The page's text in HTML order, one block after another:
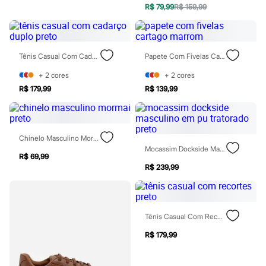
Sandálias
Tênis
Diversão
Marcas
Baby Club
Fifteen
Miss Fifteen
Palomino
Moda íntima
Calcinhas
Cuecas
Meias
Moda praia
Minecraft
R$ 79,99R$ 159,99
Tênis Casual Com Cadarço Duplo Preto
+ 2 cores
R$ 179,99
Papete Com Fivelas Cartago Marrom
+ 2 cores
R$ 139,99
Chinelo Masculino Mormai Preto
R$ 69,99
Mocassim Dockside Masculino Em Pu Tratorado Preto
R$ 239,99
Tênis Casual Com Recortes Preto
R$ 179,99